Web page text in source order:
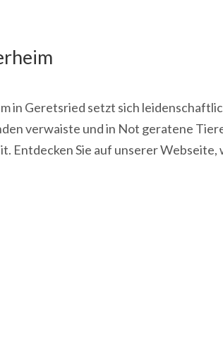
in Geretsried setzt sich
verwaiste und in Not geratene
Entdecken Sie auf unserer Webseite,